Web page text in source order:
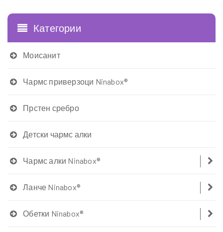
Категории
Моисанит
Чармс приверзоци Ninabox®
Прстен сребро
Детски чармс алки
Чармс алки Ninabox®
Ланче Ninabox®
Обетки Ninabox®